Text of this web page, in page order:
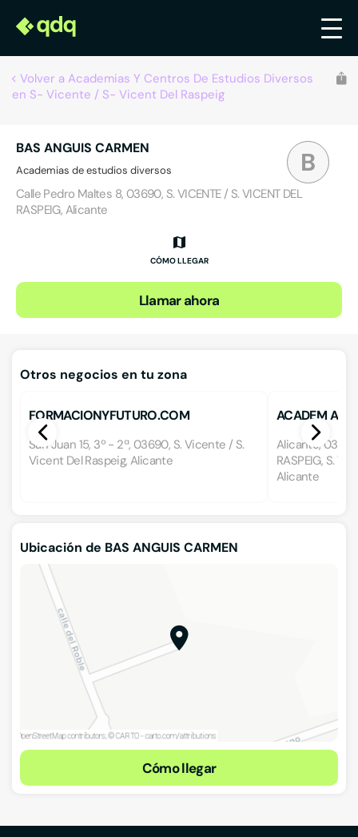
Volver a Academias Y Centros De Estudios Diversos
en S- Vicente / S- Vicent Del Raspeig
B
BAS ANGUIS CARMEN
Academias de estudios diversos
Calle Pedro Maltes 8, 03690, S. VICENTE / S. VICENT DEL
RASPEIG, Alicante
CÓMO LLEGAR
Llamar ahora
Otros negocios en tu zona
FORMACIONYFUTURO.COM
San Juan 15, 3º - 2ª, 03690, S. Vicente / S.
Vicent Del Raspeig, Alicante
ACADEM
Alicante, 03690,
RASPEIG, S.
Alicante
Ubicación de BAS ANGUIS CARMEN
Cómo llegar